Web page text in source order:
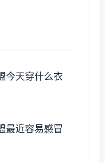
今天穿什么衣
最近容易感冒